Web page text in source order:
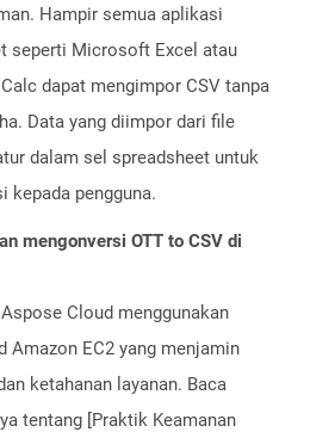
Hampir semua aplikasi
seperti Microsoft Excel atau
dapat mengimpor CSV tanpa
Data yang diimpor dari file
dalam sel spreadsheet untuk
kepada pengguna.
mengonversi OTT to CSV di
Cloud menggunakan
Amazon EC2 yang menjamin
ketahanan layanan. Baca
tentang [Praktik Keamanan